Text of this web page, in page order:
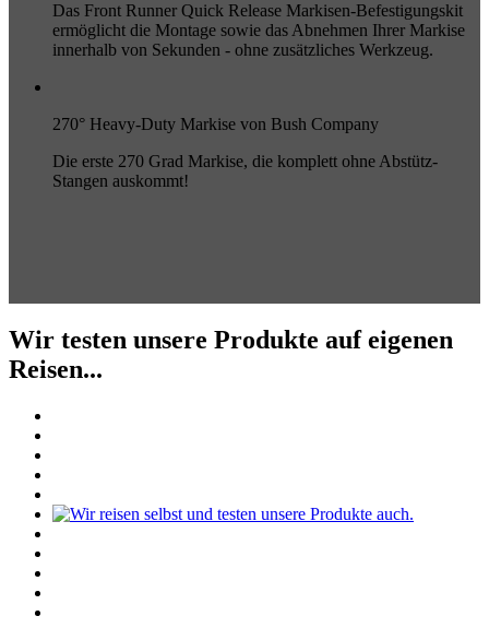
Das Front Runner Quick Release Markisen-Befestigungskit
ermöglicht die Montage sowie das Abnehmen Ihrer Markise
innerhalb von Sekunden - ohne zusätzliches Werkzeug.
270° Heavy-Duty Markise von Bush Company
Die erste 270 Grad Markise, die komplett ohne Abstütz-
Stangen auskommt!
Wir testen unsere Produkte auf eigenen
Reisen...